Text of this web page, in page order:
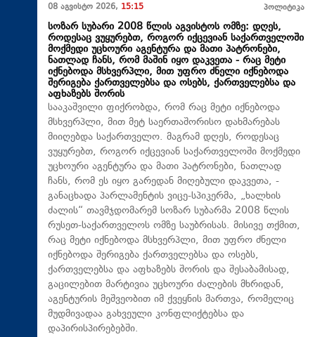
08 აგვისტო 2026, 15:15 პოლიტიკა
სოზარ სუბარი 2008 წლის აგვისტოს ომზე: დღეს,
როდესაც ვუყურებთ, როგორ იქცევიან საქართველოში
მოქმედი უცხოური აგენტურა და მათი პატრონები,
ნათლად ჩანს, რომ მაშინ იყო დაკვეთა - რაც მეტი
იქნებოდა მსხვერპლი, მით უფრო ძნელი იქნებოდა
შერიგება ქართველებსა და ოსებს, ქართველებსა და
აფხაზებს შორის
სააკაშვილი ფიქრობდა, რომ რაც მეტი იქნებოდა
მსხვერპლი, მით მეტ საერთაშორისო დახმარებას
მიიღებდა საქართველო. მაგრამ დღეს, როდესაც
ვუყურებთ, როგორ იქცევიან საქართველოში მოქმედი
უცხოური აგენტურა და მათი პატრონები, ნათლად
ჩანს, რომ ეს იყო გარედან მიღებული დაკვეთა, -
განაცხადა პარლამენტის ვიცე-სპიკერმა, „ხალხის
ძალის“ თავმჯდომარემ სოზარ სუბარმა 2008 წლის
რუსეთ-საქართველოს ომზე საუბრისას. მისივე თქმით,
რაც მეტი იქნებოდა მსხვერპლი, მით უფრო ძნელი
იქნებოდა შერიგება ქართველებსა და ოსებს,
ქართველებსა და აფხაზებს შორის და შესაბამისად,
გაცილებით მარტივია უცხოური ძალების მხრიდან,
აგენტურის მეშვეობით იმ ქვეყნის მართვა, რომელიც
მუდმივადაა გახვეული კონფლიქტებსა და
დაპირისპირებებში.